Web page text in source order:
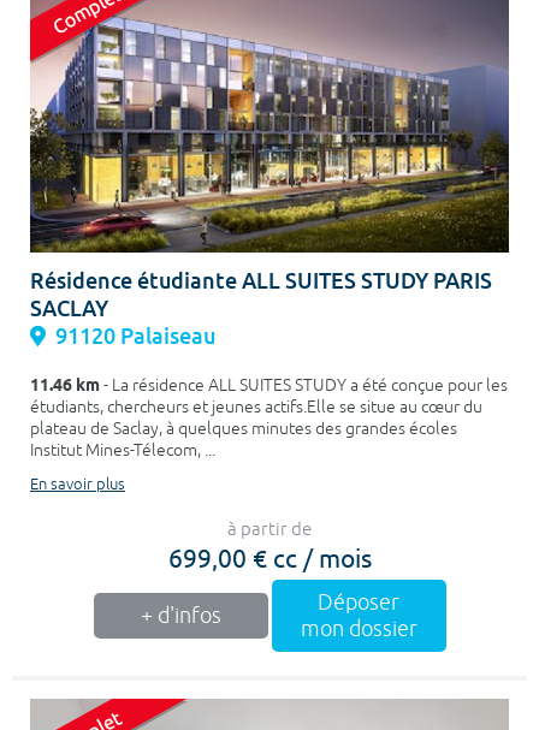
Résidence étudiante ALL SUITES STUDY PARIS
SACLAY
91120 Palaiseau
11.46 km- La résidence ALL SUITES STUDY a été conçue pour les
étudiants, chercheurs et jeunes actifs.Elle se situe au cœur du
plateau de Saclay, à quelques minutes des grandes écoles
Institut Mines-Télecom, ...
En savoir plus
à partir de
699,00 € cc / mois
+ d'infos
Déposer
mon dossier